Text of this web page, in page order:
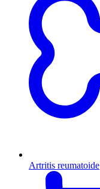
Artritis reumatoide